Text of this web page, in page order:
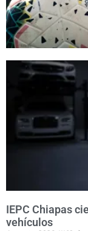
IEPC Chiapas
vehículos